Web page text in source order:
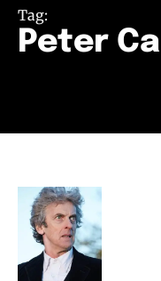
Tag:
Peter